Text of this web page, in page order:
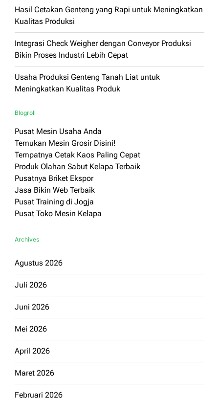
Hasil Cetakan Genteng yang Rapi untuk Meningkatkan
Kualitas Produksi
Integrasi Check Weigher dengan Conveyor Produksi
Bikin Proses Industri Lebih Cepat
Usaha Produksi Genteng Tanah Liat untuk
Meningkatkan Kualitas Produk
Blogroll
Pusat Mesin Usaha Anda
Temukan Mesin Grosir Disini!
Tempatnya Cetak Kaos Paling Cepat
Produk Olahan Sabut Kelapa Terbaik
Pusatnya Briket Ekspor
Jasa Bikin Web Terbaik
Pusat Training di Jogja
Pusat Toko Mesin Kelapa
Archives
Agustus 2026
Juli 2026
Juni 2026
Mei 2026
April 2026
Maret 2026
Februari 2026